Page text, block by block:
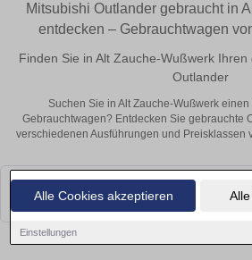
Alle Cookies akzeptieren
Einstellungen
Mitsubishi Outlander gebraucht in
entdecken – Gebrauchtwagen
Finden Sie in Alt Zauche-Wußwerk
Outlander
Suchen Sie in Alt Zauche-Wußwerk
Gebrauchtwagen? Entdecken Sie gebrauchte
verschiedenen Ausführungen und Preisklassen
Leider konnten wir derzeit keine passenden
bald wieder vorbei!